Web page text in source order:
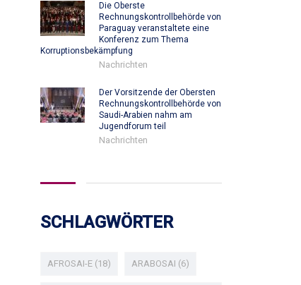
Die Oberste
Rechnungskontrollbehörde von
Paraguay veranstaltete eine
Konferenz zum Thema
Korruptionsbekämpfung
Nachrichten
Der Vorsitzende der Obersten
Rechnungskontrollbehörde von
Saudi-Arabien nahm am
Jugendforum teil
Nachrichten
SCHLAGWÖRTER
AFROSAI-E(18) ARABOSAI (6)